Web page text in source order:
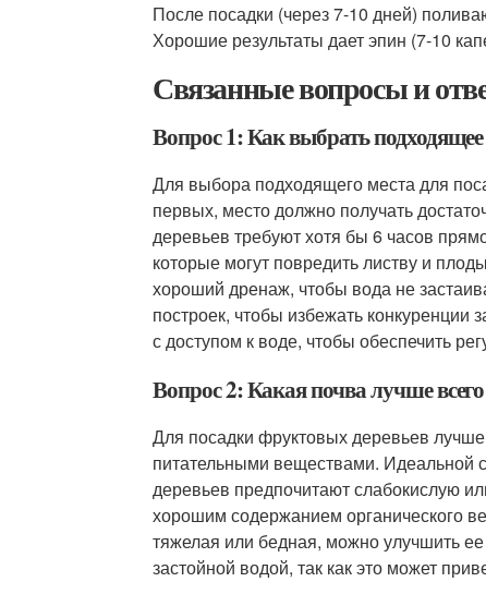
После посадки (через 7-10 дней)
Хорошие результаты дает эпин (7-10
Связанные вопросы и
Вопрос 1: Как выбрать
Для выбора подходящего места для
первых, место должно получать
деревьев требуют хотя бы 6 часов
которые могут повредить листву и
хороший дренаж, чтобы вода не
построек, чтобы избежать
с доступом к воде, чтобы обеспечить
Вопрос 2: Какая почва лучше
Для посадки фруктовых деревьев
питательными веществами. Идеальной
деревьев предпочитают слабокислую
хорошим содержанием органического
тяжелая или бедная, можно улучшить ее
застойной водой, так как это может